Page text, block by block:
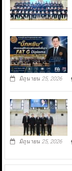
มิถุนายน 25, 2026
มิถุนายน 25, 2026